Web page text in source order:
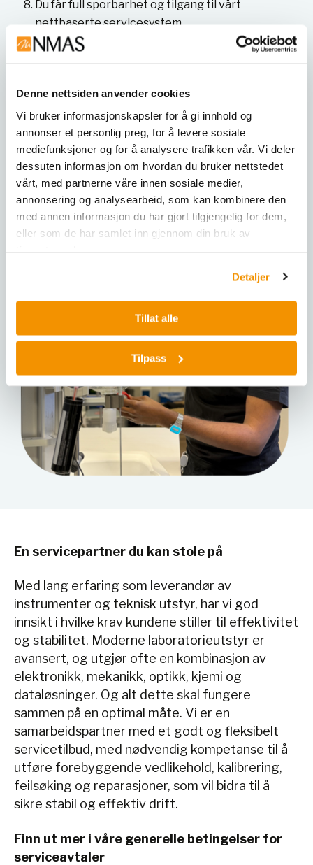
Denne nettsiden anvender cookies
Vi bruker informasjonskapsler for å gi innhold og
annonser et personlig preg, for å levere sosiale
mediefunksjoner og for å analysere trafikken vår. Vi deler
dessuten informasjon om hvordan du bruker nettstedet
vårt, med partnerne våre innen sosiale medier,
annonsering og analysearbeid, som kan kombinere den
med annen informasjon du har gjort tilgjengelig for dem,
eller som de har samlet inn gjennom din bruk av
Detaljer
Tillat alle
Tilpass
Du får full sporbarhet og tilgang til vårt
nettbaserte servicesystem
Serviceingeniørene våre deltar jevnlig på kurs
Du kan velge mellom ulike serviceavtaler med
prioritert service og rask responstid
En servicepartner du kan stole på
Med lang erfaring som leverandør av
instrumenter og teknisk utstyr, har vi god
innsikt i hvilke krav kundene stiller til effektivitet
og stabilitet. Moderne laboratorieutstyr er
avansert, og utgjør ofte en kombinasjon av
elektronikk, mekanikk, optikk, kjemi og
dataløsninger. Og alt dette skal fungere
sammen på en optimal måte. Vi er en
samarbeidspartner med et godt og fleksibelt
servicetilbud, med nødvendig kompetanse til å
utføre forebyggende vedlikehold, kalibrering,
feilsøking og reparasjoner, som vil bidra til å
sikre stabil og effektiv drift.
Finn ut mer i våre generelle betingelser for
serviceavtaler